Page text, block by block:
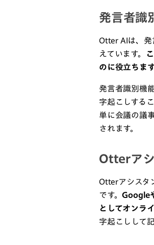
発言者識
Otter AIは、発
えています。
のに役立ちます
発言者識別機
字起こしする
単に会議の議
されます。
Otterア
Otterアシスタ
です。Google
としてオンラ
字起こしして